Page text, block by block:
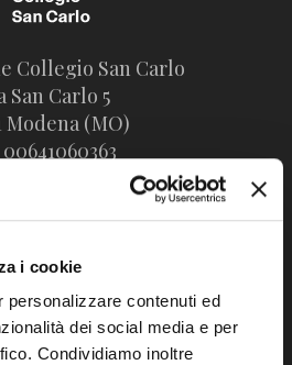
i cookie
personalizzare contenuti ed
dei social media e per
Condividiamo inoltre
Collegio San Carlo
San Carlo 5
Modena (MO)
00641060363
059.421211
(PEC)